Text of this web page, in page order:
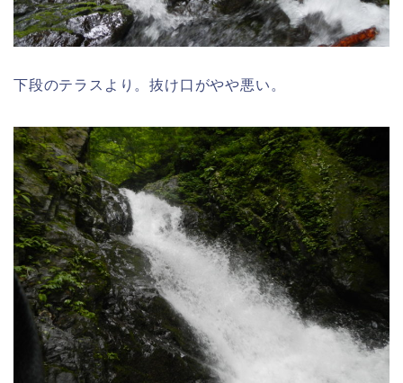
下段のテラスより。抜け口がやや悪い。